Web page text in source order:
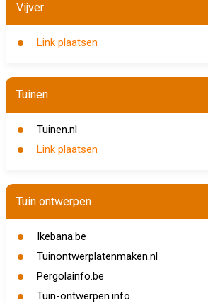
Vijver
Link plaatsen
Tuinen
Tuinen.nl
Link plaatsen
Tuin ontwerpen
Ikebana.be
Tuinontwerplatenmaken.nl
Pergolainfo.be
Tuin-ontwerpen.info